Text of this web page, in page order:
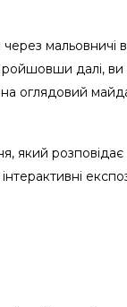
мальовничі
далі,
на оглядовий
який